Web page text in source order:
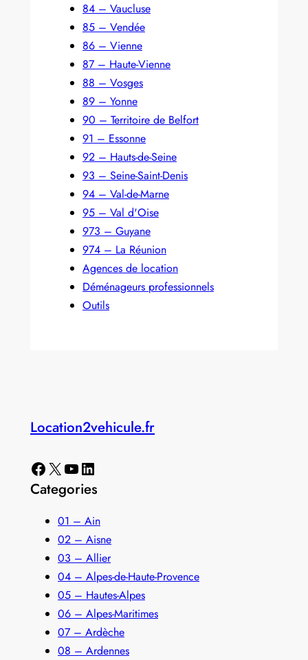
84 – Vaucluse
85 – Vendée
86 – Vienne
87 – Haute-Vienne
88 – Vosges
89 – Yonne
90 – Territoire de Belfort
91 – Essonne
92 – Hauts-de-Seine
93 – Seine-Saint-Denis
94 – Val-de-Marne
95 – Val d'Oise
973 – Guyane
974 – La Réunion
Agences de location
Déménageurs professionnels
Outils
Location2vehicule.fr
Facebook X YouTube LinkedIn
Categories
01 – Ain
02 – Aisne
03 – Allier
04 – Alpes-de-Haute-Provence
05 – Hautes-Alpes
06 – Alpes-Maritimes
07 – Ardèche
08 – Ardennes